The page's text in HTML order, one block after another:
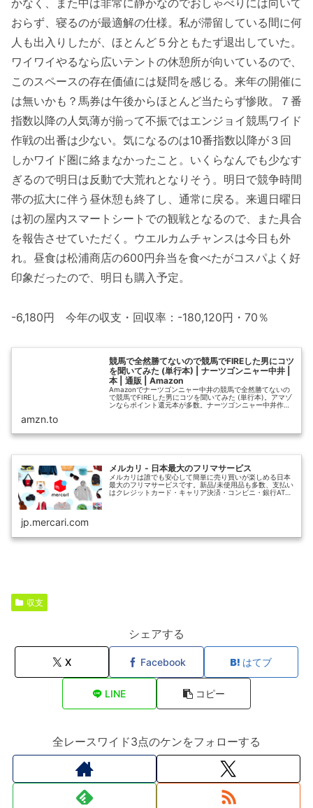
かなく、また中は非常に静かなのでおしゃべりには向いて
おらず、寝るのが最適解の仕様。私が滞留している間に何
人も出入りしたが、ほとんど５分ともたず退出していた。
ワイワイやるなら広いテントの休憩所が向いているので、
このスペースの存在価値には疑問を感じる。来年の開催に
は無いかも？馬券は午後からほとんど当たらず惨敗。７番
指数以降の人気薄が揃って不振ではエンジョイ競馬ワイド
作戦の出番は少ない。気になるのは10番指数以降が３回
しかワイド圏に絡まなかったこと。いくらなんでも少なす
ぎるので明日は反動で大荒れとなりそう。明日で競争時間
帯の拡大に伴う昼休憩も終了し、通常に戻る。来週日曜日
は初の屋内スマートシートでの観戦となるので、また具合
を報告させていただく。ウエルカムチャンスは今日も外
れ。昼食は松浦商店の600円弁当を食べたがコスパよく好
印象だったので、明日も購入予定。
-6,180円 今年の収支・回収率：-180,120円・70％
競馬で全然勝てないので競馬でFIREした男にコツ
を聞いてみた (単行本) | ナーツゴンニャー中井 |
本 | 通販 | Amazon
Amazonでナーツゴンニャー中井の競馬で全然勝てないの
で競馬でFIREした男にコツを聞いてみた (単行本)。アマゾ
ンならポイント還元本が多数。ナーツゴンニャー中井作品
amzn.to
メルカリ - 日本最大のフリマサービス
メルカリは誰でも安心して簡単に売り買いが楽しめる日本
最大のフリマサービスです。新品/未使用品も多数、支払い
はクレジットカード・キャリア決済・コンビニ・銀行ATM
jp.mercari.com
収支
シェアする
X Facebook はてブ
LINE コピー
全レースワイド3点のケンをフォローする